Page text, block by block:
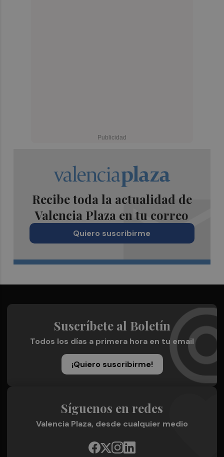
Recibe toda la actualidad de
Valencia Plaza en tu correo
Quiero suscribirme
Suscríbete al Boletín
Todos los días a primera hora en tu email
¡Quiero suscribirme!
Síguenos en redes
Valencia Plaza, desde cualquier medio